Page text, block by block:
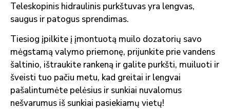
Teleskopinis hidraulinis purkštuvas yra lengvas,
saugus ir patogus sprendimas.
Tiesiog įpilkite į įmontuotą muilo dozatorių savo
mėgstamą valymo priemonę, prijunkite prie vandens
šaltinio, ištraukite rankeną ir galite purkšti, muiluoti ir
šveisti tuo pačiu metu, kad greitai ir lengvai
pašalintumėte pelėsius ir sunkiai nuvalomus
nešvarumus iš sunkiai pasiekiamų vietų!